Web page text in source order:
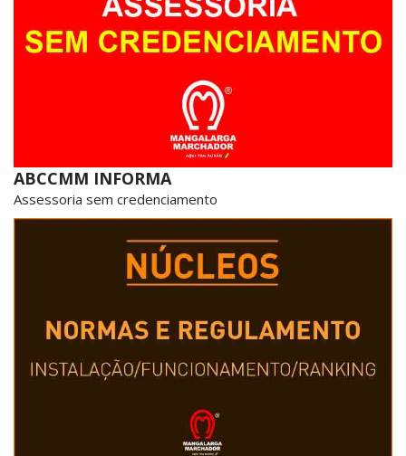
ABCCMM INFORMA
Assessoria sem credenciamento